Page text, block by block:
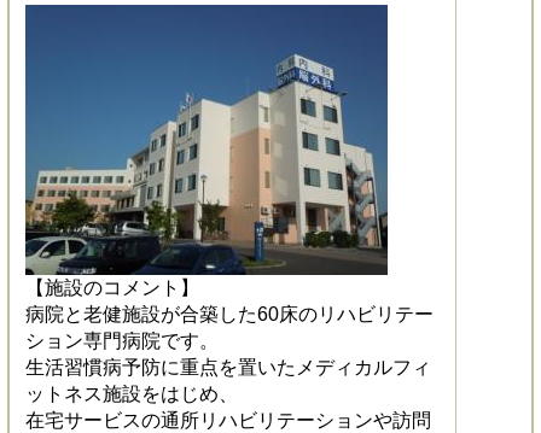
【施設のコメント】
病院と老健施設が合築した60床のリハビリテー
ション専門病院です。
生活習慣病予防に重点を置いたメディカルフィ
ットネス施設をはじめ、
在宅サービスの通所リハビリテーションや訪問